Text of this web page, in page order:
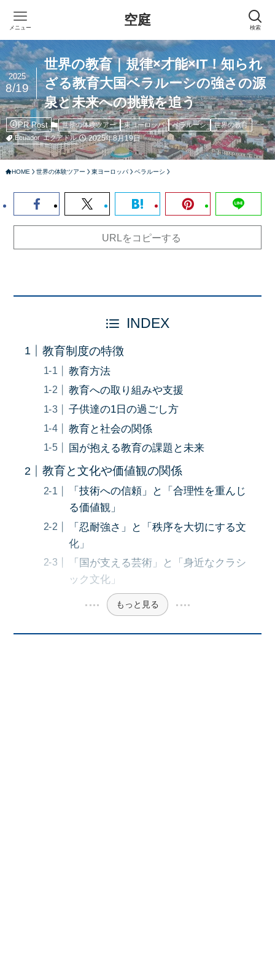
空庭 検索
メニュー
世界の教育｜規律×才能×IT！知られ
ざる教育大国ベラルーシの強さの源
泉と未来への挑戦を追う
2025
8/19
PR Post 世界の体験ツアー 東ヨーロッパ ベラルーシ
世界の教育
Ecuador エクアドル 2025年8月19日
HOME 世界の体験ツアー 東ヨーロッパ ベラルーシ
URLをコピーする
INDEX
教育制度の特徴
教育方法
教育への取り組みや支援
子供達の1日の過ごし方
教育と社会の関係
国が抱える教育の課題と未来
教育と文化や価値観の関係
「技術への信頼」と「合理性を重んじ
る価値観」
「忍耐強さ」と「秩序を大切にする文
化」
「国が支える芸術」と「身近なクラシ
ック文化」
もっと見る